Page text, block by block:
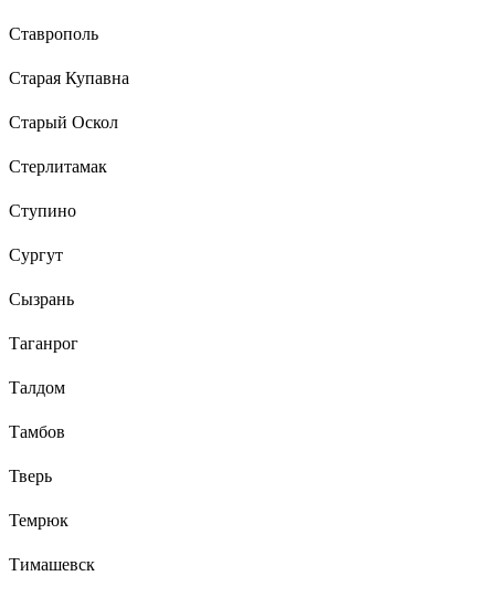
Ставрополь
Старая Купавна
Старый Оскол
Стерлитамак
Ступино
Сургут
Сызрань
Таганрог
Талдом
Тамбов
Тверь
Темрюк
Тимашевск